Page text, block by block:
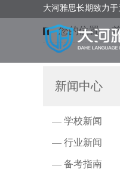
大河雅思长期致力
您的位置：
新闻中心
— 学校新闻
— 行业新闻
— 备考指南